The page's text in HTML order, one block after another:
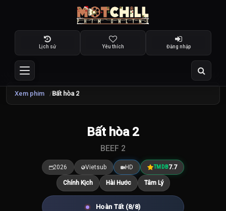
Lịch sử Yêu thích Đăng nhập
Xem phim Bất hòa 2
Bất hòa 2
BEEF 2
2026 Vietsub HD TMDB7.7
Chính Kịch Hài Hước Tâm Lý
Hoàn Tất (8/8)